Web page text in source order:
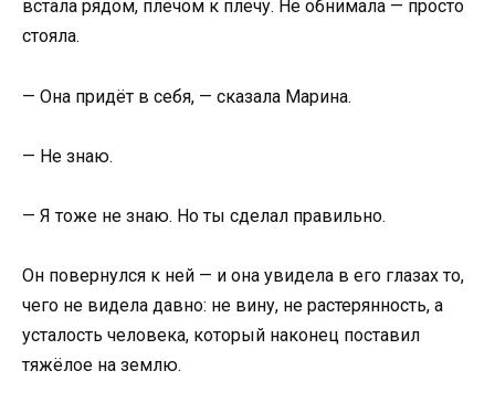
встала рядом, плечом к плечу. Не обнимала — просто
стояла.
— Она придёт в себя, — сказала Марина.
— Не знаю.
— Я тоже не знаю. Но ты сделал правильно.
Он повернулся к ней — и она увидела в его глазах то,
чего не видела давно: не вину, не растерянность, а
усталость человека, который наконец поставил
тяжёлое на землю.